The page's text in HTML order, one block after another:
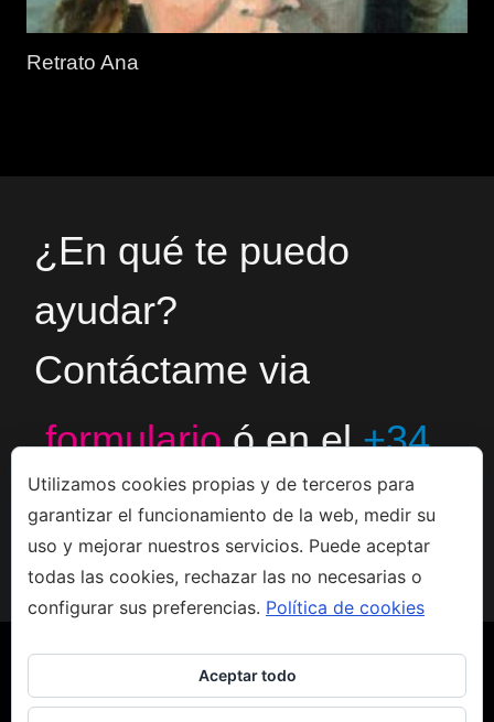
Retrato Ana
¿En qué te puedo
ayudar?
Contáctame via
formularioó en el+34
666533308
Utilizamos cookies propias y de terceros para
garantizar el funcionamiento de la web, medir su
uso y mejorar nuestros servicios. Puede aceptar
todas las cookies, rechazar las no necesarias o
configurar sus preferencias. Política de cookies
Aceptar todo